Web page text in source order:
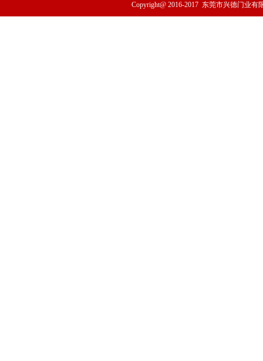
Copyright@ 2016-2017 东莞市兴德门业有